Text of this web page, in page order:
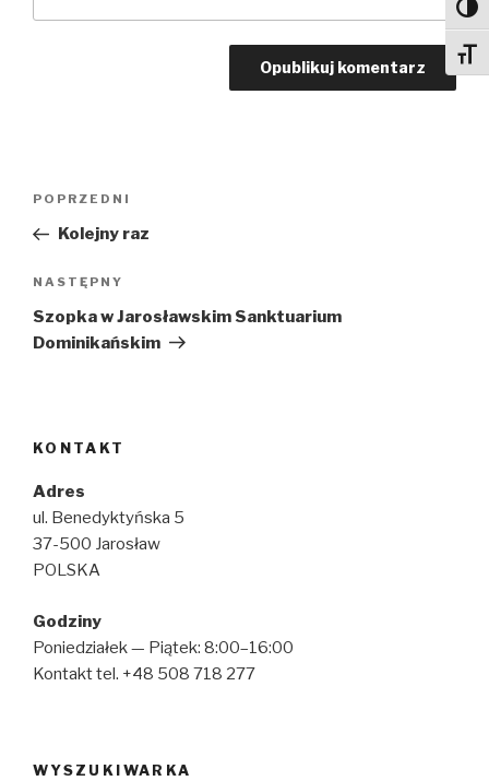
Poprzedni
wpis
POPRZEDNI
Kolejny raz
Następny
wpis
NASTĘPNY
Szopka w Jarosławskim Sanktuarium
Dominikańskim
KONTAKT
Adres
ul. Benedyktyńska 5
37-500 Jarosław
POLSKA
Godziny
Poniedziałek — Piątek: 8:00–16:00
Kontakt tel. +48 508 718 277
WYSZUKIWARKA